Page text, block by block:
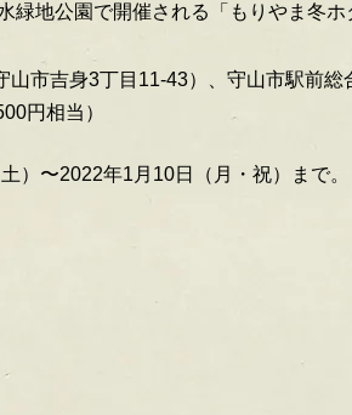
緑地公園で開催される
「もりやま冬
市吉身3丁目11-43）
、守山市駅前
円相当）
）〜2022年1月10日（月・祝）まで。